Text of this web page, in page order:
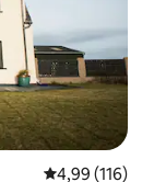
4,99 de uma
4,99 (116)